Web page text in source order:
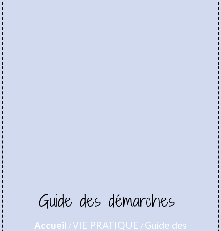
Guide des démarches
Accueil /VIE PRATIQUE / Guide des